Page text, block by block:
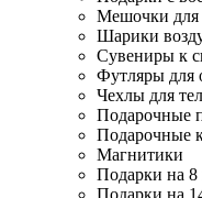
Мешочки для
Шарики
Сувениры к
Футляры для
Чехлы для
Подарочные
Подарочные
Магнитики
Подарки на 8
Подарки на